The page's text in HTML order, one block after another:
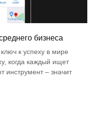
бизнеса
к успеху в мире
когда каждый ищет
инструмент – значит